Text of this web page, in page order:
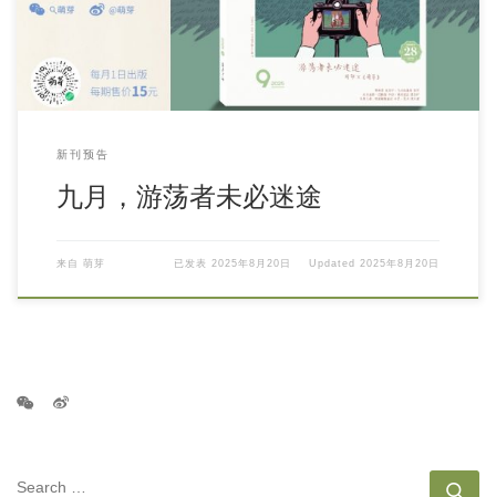
新刊预告
九月，游荡者未必迷途
来自 萌芽 已发表 2025年8月20日 Updated 2025年8月20日
SEARCH